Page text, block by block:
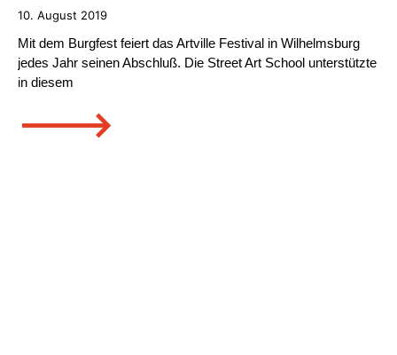
10. August 2019
Mit dem Burgfest feiert das Artville Festival in Wilhelmsburg
jedes Jahr seinen Abschluß. Die Street Art School unterstützte
in diesem
🡒